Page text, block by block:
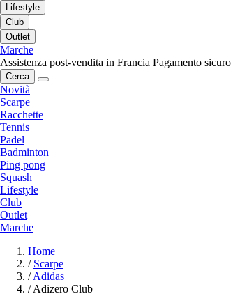
Lifestyle
Club
Outlet
Marche
Assistenza post-vendita in Francia Pagamento sicuro
Cerca
Novità
Scarpe
Racchette
Tennis
Padel
Badminton
Ping pong
Squash
Lifestyle
Club
Outlet
Marche
Home
/ Scarpe
/ Adidas
/ Adizero Club